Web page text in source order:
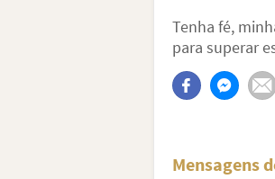
Tenha fé,
para superar
Mensagens